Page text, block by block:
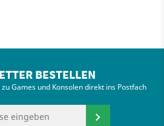
BESTELLEN
Games und Konsolen direkt ins Postfach